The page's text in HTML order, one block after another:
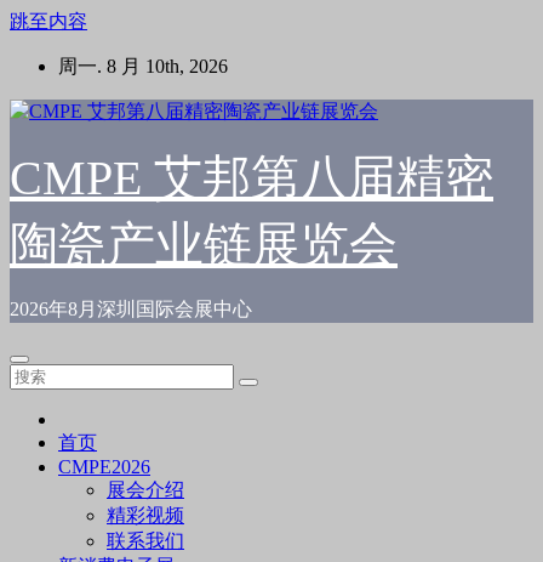
跳至内容
周一. 8 月 10th, 2026
CMPE 艾邦第八届精密
陶瓷产业链展览会
2026年8月深圳国际会展中心
首页
CMPE2026
展会介绍
精彩视频
联系我们